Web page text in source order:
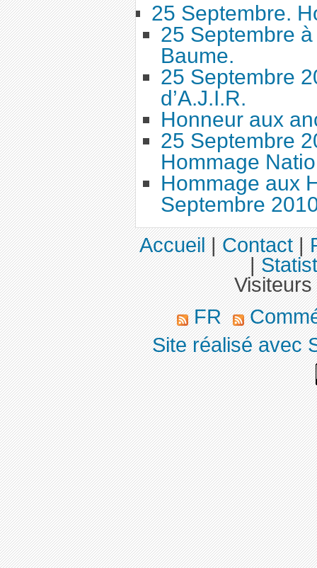
25 Septembre.
25 Septembre
Baume.
25 Septembre
d’A.J.I.R.
Honneur aux
25 Septembre
Hommage
Hommage aux
Septembre
Accueil|Contact|
|
FR
Site réalisé avec